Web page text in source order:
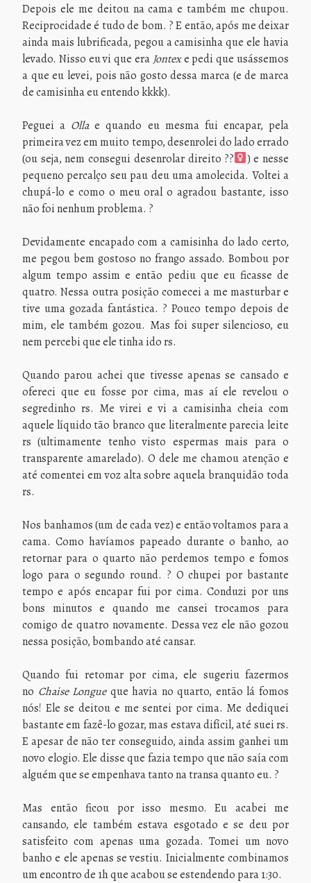
Depois ele me deitou na cama e também me chupou.
Reciprocidade é tudo de bom. ? E então, após me deixar
ainda mais lubrificada, pegou a camisinha que ele havia
levado. Nisso eu vi que era Jontexe pedi que usássemos
a que eu levei, pois não gosto dessa marca (e de marca
de camisinha eu entendo kkkk).
Peguei a Ollae quando eu mesma fui encapar, pela
primeira vez em muito tempo, desenrolei do lado errado
(ou seja, nem consegui desenrolar direito ??‍
) e nesse
pequeno percalço seu pau deu uma amolecida. Voltei a
chupá-lo e como o meu oral o agradou bastante, isso
não foi nenhum problema. ?
Devidamente encapado com a camisinha do lado certo,
me pegou bem gostoso no frango assado. Bombou por
algum tempo assim e então pediu que eu ficasse de
quatro. Nessa outra posição comecei a me masturbar e
tive uma gozada fantástica. ? Pouco tempo depois de
mim, ele também gozou. Mas foi super silencioso, eu
nem percebi que ele tinha ido rs.
Quando parou achei que tivesse apenas se cansado e
ofereci que eu fosse por cima, mas aí ele revelou o
segredinho rs. Me virei e vi a camisinha cheia com
aquele líquido tão branco que literalmente parecia leite
rs (ultimamente tenho visto espermas mais para o
transparente amarelado). O dele me chamou atenção e
até comentei em voz alta sobre aquela branquidão toda
rs.
Nos banhamos (um de cada vez) e então voltamos para a
cama. Como havíamos papeado durante o banho, ao
retornar para o quarto não perdemos tempo e fomos
logo para o segundo round. ? O chupei por bastante
tempo e após encapar fui por cima. Conduzi por uns
bons minutos e quando me cansei trocamos para
comigo de quatro novamente. Dessa vez ele não gozou
nessa posição, bombando até cansar.
Quando fui retomar por cima, ele sugeriu fazermos
no Chaise Longue que havia no quarto, então lá fomos
nós! Ele se deitou e me sentei por cima. Me dediquei
bastante em fazê-lo gozar, mas estava difícil, até suei rs.
E apesar de não ter conseguido, ainda assim ganhei um
novo elogio. Ele disse que fazia tempo que não saía com
alguém que se empenhava tanto na transa quanto eu. ?
Mas então ficou por isso mesmo. Eu acabei me
cansando, ele também estava esgotado e se deu por
satisfeito com apenas uma gozada. Tomei um novo
banho e ele apenas se vestiu. Inicialmente combinamos
um encontro de 1h que acabou se estendendo para 1:30.